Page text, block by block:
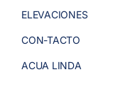
ELEVACIONES
CON-TACTO
ACUA LINDA